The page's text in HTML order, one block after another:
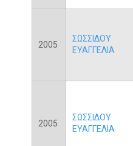
2005
ΣΩΣΣΙΔΟΥ
ΕΥΑΓΓΕΛΙΑ
2005
ΣΩΣΣΙΔΟΥ
ΕΥΑΓΓΕΛΙΑ